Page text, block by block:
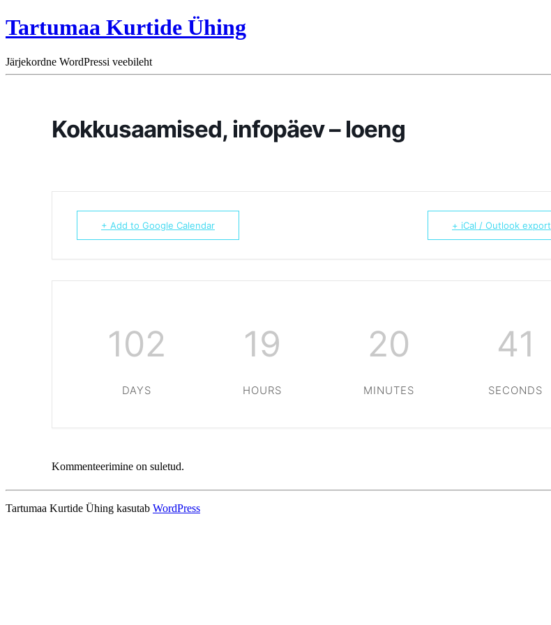
Tartumaa Kurtide Ühing
Järjekordne WordPressi veebileht
Kokkusaamised, infopäev – loeng
+ Add to Google Calendar + iCal / Outlook export
102
DAYS
19
HOURS
20
MINUTES
41
SECONDS
Kommenteerimine on suletud.
Tartumaa Kurtide Ühing kasutab WordPress